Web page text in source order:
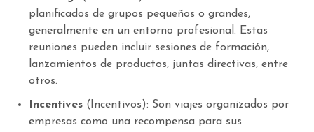
planificados de grupos pequeños o grandes,
generalmente en un entorno profesional. Estas
reuniones pueden incluir sesiones de formación,
lanzamientos de productos, juntas directivas, entre
otros.
Incentives(Incentivos): Son viajes organizados por
empresas como una recompensa para sus